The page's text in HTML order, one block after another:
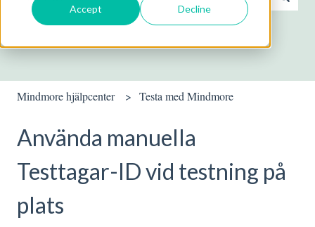
Accept Decline
Det finns inga förslag eftersom sökfältet är tomt.
Mindmore hjälpcenter Testa med Mindmore
Använda manuella
Testtagar-ID vid testning på
plats